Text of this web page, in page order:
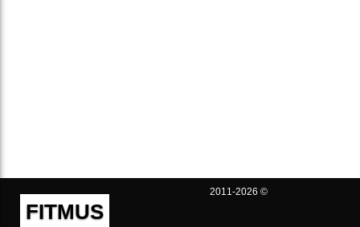
FITMUS
2011-2026 ©